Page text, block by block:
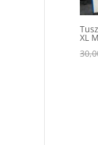
XL